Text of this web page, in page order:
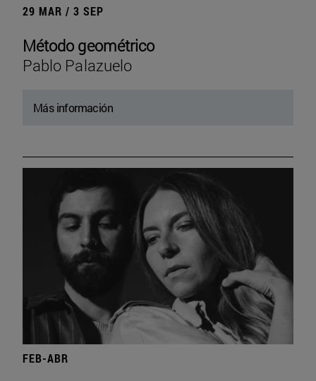
29 MAR / 3 SEP
Método geométrico
Pablo Palazuelo
Más información
FEB-ABR